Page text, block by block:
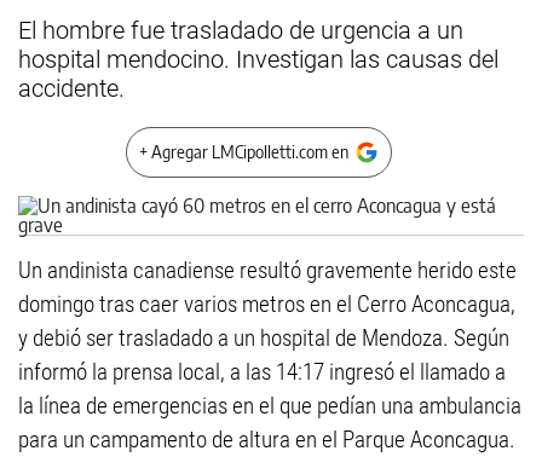
El hombre fue trasladado de urgencia a un
hospital mendocino. Investigan las causas del
accidente.
+ Agregar LMCipolletti.com en
Un andinista canadiense resultó gravemente herido este
domingo tras caer varios metros en el Cerro Aconcagua,
y debió ser trasladado a un hospital de Mendoza. Según
informó la prensa local, a las 14:17 ingresó el llamado a
la línea de emergencias en el que pedían una ambulancia
para un campamento de altura en el Parque Aconcagua.